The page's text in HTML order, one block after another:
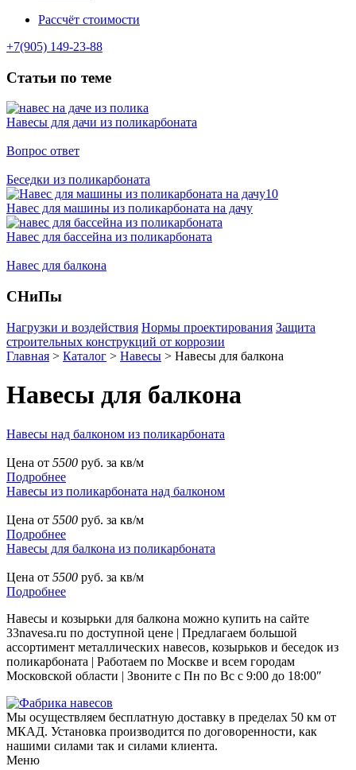
Рассчёт стоимости
+7(905) 149-23-88
Статьи по теме
Навесы для дачи из поликарбоната
Вопрос ответ
Беседки из поликарбоната
Навес для машины из поликарбоната на дачу
Навес для бассейна из поликарбоната
Навес для балкона
СНиПы
Нагрузки и воздействия Нормы проектирования Защита
строительных конструкций от коррозии
Главная > Каталог > Навесы > Навесы для балкона
Навесы для балкона
Навесы над балконом из поликарбоната
Цена от 5500 руб. за кв/м
Подробнее
Навесы из поликарбоната над балконом
Цена от 5500 руб. за кв/м
Подробнее
Навесы для балкона из поликарбоната
Цена от 5500 руб. за кв/м
Подробнее
Навесы и козырьки для балкона можно купить на сайте
33navesa.ru по доступной цене | Предлагаем большой
ассортимент металлических навесов, козырьков и беседок из
поликарбоната | Работаем по Москве и всем городам
Московской области | Звоните с Пн по Вс с 9:00 до 18:00″
Мы осуществляем бесплатную доставку в пределах 50 км от
МКАД. Установка производится по договоренности, как
нашими силами так и силами клиента.
Меню